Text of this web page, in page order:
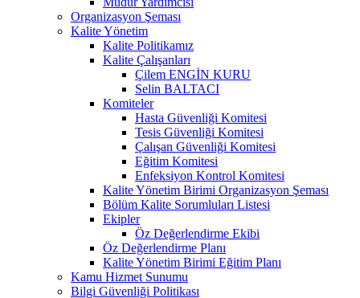
Organizasyon Şeması
Kalite Yönetim
Kalite Politikamız
Kalite Çalışanları
Çilem ENGİN KURU
Selin BALTACI
Komiteler
Hasta Güvenliği Komitesi
Tesis Güvenliği Komitesi
Çalışan Güvenliği Komitesi
Eğitim Komitesi
Enfeksiyon Kontrol Komitesi
Kalite Yönetim Birimi Organizasyon Şeması
Bölüm Kalite Sorumluları Listesi
Ekipler
Öz Değerlendirme Ekibi
Öz Değerlendirme Planı
Kalite Yönetim Birimi Eğitim Planı
Kamu Hizmet Sunumu
Bilgi Güvenliği Politikası